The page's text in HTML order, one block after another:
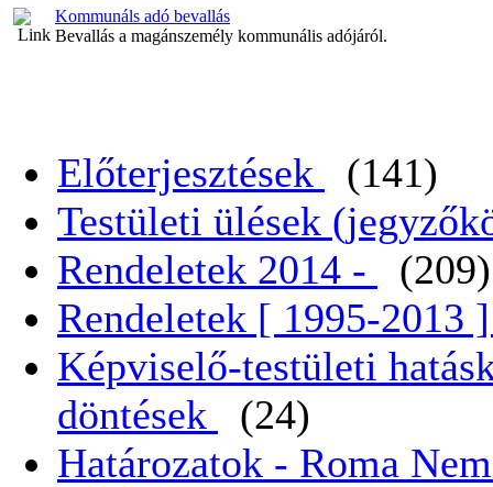
Kommunáls adó bevallás
Bevallás a magánszemély kommunális adójáról.
Előterjesztések
(141)
Testületi ülések
Rendeletek 2014 -
(209)
Rendeletek [ 1995-2013
Képviselő-testületi
döntések
(24)
Határozatok - Roma